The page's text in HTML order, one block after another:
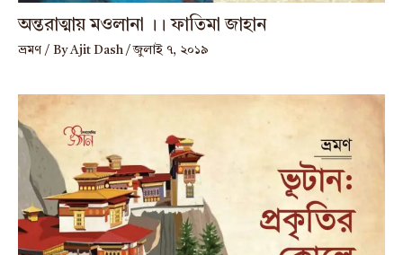
অন্তরাত্মায় মওলানা ।। ফাতিমা জাহান
ভ্রমণ / ByAjit Dash /জুলাই ৭, ২০১৯